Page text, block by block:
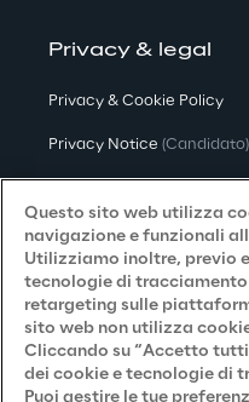
Privacy & legal
Privacy & Cookie Policy
Privacy Notice (Candidato)
Privacy Notice(Fornitore)
Privacy Notice (Marketing)
Accessibilità
Questo sito web utilizza
navigazione e funzionali
Utilizziamo inoltre, previo
tecnologie di
retargeting sulle
sito web non utilizza
Cliccando su “Accetto
dei cookie e tecnologie di
Puoi gestire le tue